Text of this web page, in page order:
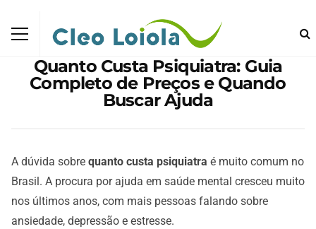
Quanto Custa Psiquiatra: Guia
Completo de Preços e Quando
Buscar Ajuda
A dúvida sobre quanto custa psiquiatra é muito comum no
Brasil. A procura por ajuda em saúde mental cresceu muito
nos últimos anos, com mais pessoas falando sobre
ansiedade, depressão e estresse.